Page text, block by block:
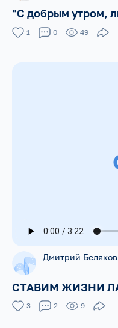
"С добрым утром,
1 0 49
Дмитрий Беляков
СТАВИМ ЖИЗНИ
3 2 9